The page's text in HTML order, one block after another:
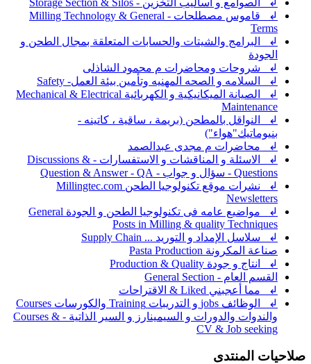
↲ الصوامع و أساليب التخزين - Storage Section & Silos
↲ قاموس مصطلحات - Milling Technology & General
Terms
↲ البرامج والشيتات والحسابات المتعلقة بمجال الطحن و
الجودة
↲ شروحات ومحاضرات م محمود الشاذلى
↲ السلامه و الصحه المهنيه وتأمين بيئة العمل- Safety
↲ الصيانة الميكانيكية و الكهربائية Mechanical & Electrical
Maintenance
↲ النواقل بالمطحن (بريمة ، ساقية ، كاتينه -
بنيوماتيك"هواء")
↲ محاضرات م مجدى عبدالصمد
↲ الاسئلة و المناقشات و الاستفسارات - Discussions &
Questions - سؤال و جواب - Question & Answer - QA
↲ نشرات موقع تكنولوجيا الطحن Millingtec.com
Newsletters
↲ مواضيع عامه فى تكنولوجيا الطحن و الجودة General
Posts in Milling & quality Techniques
↲ سلاسل الإمداد و التوريد ... Supply Chain
صناعة المكرونة Pasta Production
↲ انتاج و جودة Production & Quality
القسم العام - General Section
↲ مما أعجبني Liked & الاقتراحات
↲ الوظائف jobs و التدريبات Training والكورسات Courses
والندوات والدورات و السيمينارز و السير الذاتية - Courses &
CV & Job seeking
صلاحيات المنتدى